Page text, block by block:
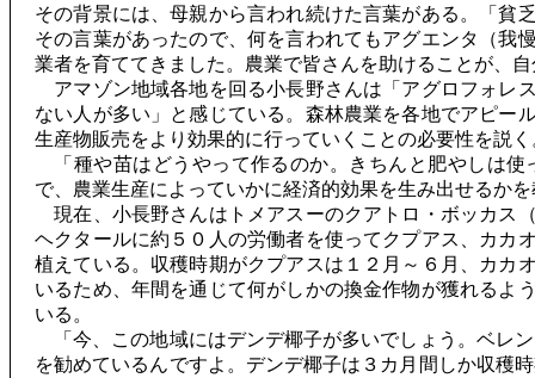
その背景には、母親から言われ続けた言葉がある。「貧
その言葉があったので、何を言われてもアグエンタ（我
業者を育ててきました。農業で皆さんを助けることが、
アマゾン地域各地を回る小長野さんは「アグロフォレ
ない人が多い」と感じている。森林農業を各地でアピー
生産物販売をより効果的に行っていくことの必要性を説く
「種や苗はどうやって作るのか。きちんと肥やしは使
で、農業生産によっていかに経済的効果を生み出せるか
現在、小長野さんはトメアスーのクアトロ・ボッカス
ヘクタールに約５０人の労働者を使ってクプアス、カカ
植えている。収穫時期がクプアスは１２月～６月、カカ
いるため、年間を通じて何がしかの換金作物が獲れるよ
いる。
「今、この地域にはデンデ椰子が多いでしょう。ベレ
を勧めているんですよ。デンデ椰子は３カ月間しか収穫